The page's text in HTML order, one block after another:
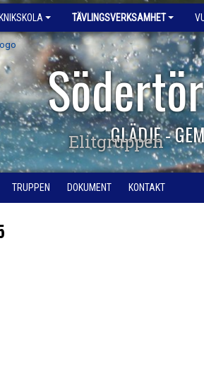
TÄVLINGSVERKSAMHET
GLÄDJE -
Elitgruppen
TRUPPEN DOKUMENT KONTAKT